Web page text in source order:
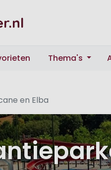
Thema's
en Elba